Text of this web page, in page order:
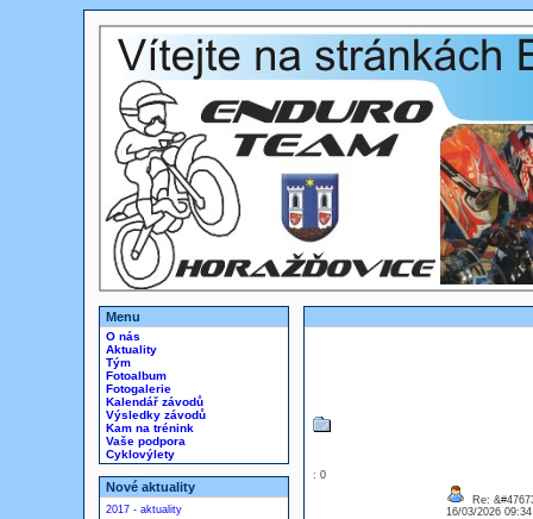
Menu
O nás
Aktuality
Tým
Fotoalbum
Fotogalerie
Kalendář závodů
Výsledky závodů
Kam na trénink
Vaše podpora
Cyklovýlety
Nové aktuality
2017 - aktuality
: 0
Re:
16/03/2026